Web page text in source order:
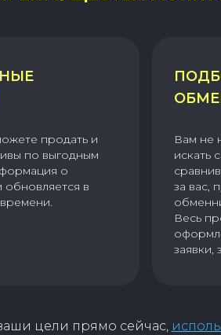
продать и
по выгодным
о
обновляется в
Вам не
искать
за вас,
Весь
заявки,
цели прямо сейчас,